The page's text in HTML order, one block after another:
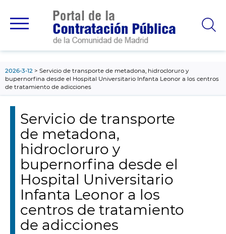
principal
2026-3-12
Servicio de transporte de metadona, hidrocloruro y
bupernorfina desde el Hospital Universitario Infanta Leonor a los centros
de tratamiento de adicciones
Servicio de transporte
de metadona,
hidrocloruro y
bupernorfina desde el
Hospital Universitario
Infanta Leonor a los
centros de tratamiento
de adicciones